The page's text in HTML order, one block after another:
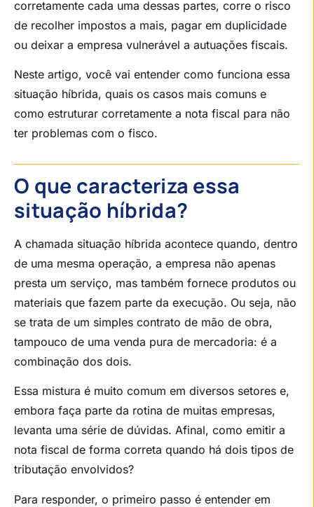
corretamente cada uma dessas partes, corre o risco
de recolher impostos a mais, pagar em duplicidade
ou deixar a empresa vulnerável a autuações fiscais.
Neste artigo, você vai entender como funciona essa
situação híbrida, quais os casos mais comuns e
como estruturar corretamente a nota fiscal para não
ter problemas com o fisco.
O que caracteriza essa
situação híbrida?
A chamada situação híbrida acontece quando, dentro
de uma mesma operação, a empresa não apenas
presta um serviço, mas também fornece produtos ou
materiais que fazem parte da execução. Ou seja, não
se trata de um simples contrato de mão de obra,
tampouco de uma venda pura de mercadoria: é a
combinação dos dois.
Essa mistura é muito comum em diversos setores e,
embora faça parte da rotina de muitas empresas,
levanta uma série de dúvidas. Afinal, como emitir a
nota fiscal de forma correta quando há dois tipos de
tributação envolvidos?
Para responder, o primeiro passo é entender em